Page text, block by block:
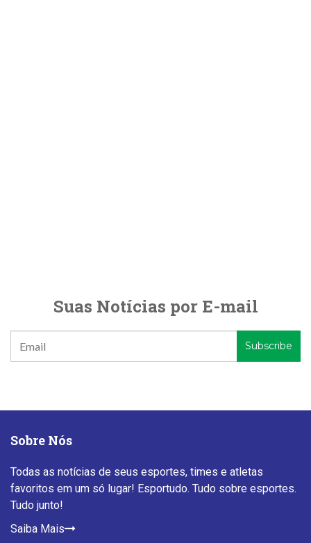
Suas Notícias por E-mail
Sobre Nós
Todas as notícias de seus esportes, times e atletas
favoritos em um só lugar! Esportudo. Tudo sobre esportes.
Tudo junto!
Saiba Mais